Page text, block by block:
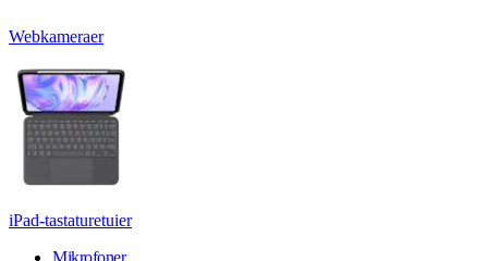
Webkameraer
iPad-tastaturetuier
Mikrofoner